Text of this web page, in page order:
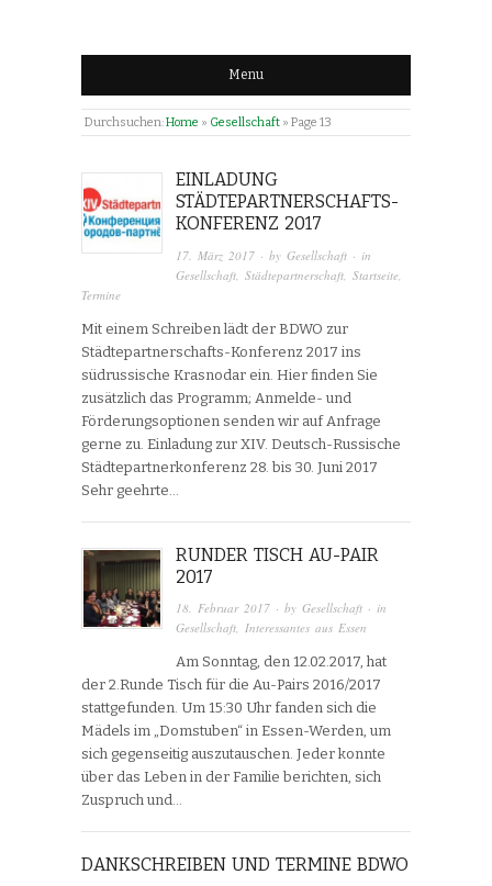
Menu
Durchsuchen:Home » Gesellschaft » Page 13
EINLADUNG
STÄDTEPARTNERSCHAFTS-
KONFERENZ 2017
17. März 2017 · byGesellschaft · in
Gesellschaft ,Städtepartnerschaft ,Startseite
Termine
Mit einem Schreiben lädt der BDWO zur
Städtepartnerschafts-Konferenz 2017 ins
südrussische Krasnodar ein. Hier finden Sie
zusätzlich das Programm; Anmelde- und
Förderungsoptionen senden wir auf Anfrage
gerne zu. Einladung zur XIV. Deutsch-Russische
Städtepartnerkonferenz 28. bis 30. Juni 2017
Sehr geehrte…
RUNDER TISCH AU-PAIR
2017
18. Februar 2017 · byGesellschaft · in
Gesellschaft,Interessantes aus Essen
Am Sonntag, den 12.02.2017, hat
der 2.Runde Tisch für die Au-Pairs 2016/2017
stattgefunden. Um 15:30 Uhr fanden sich die
Mädels im „Domstuben“ in Essen-Werden, um
sich gegenseitig auszutauschen. Jeder konnte
über das Leben in der Familie berichten, sich
Zuspruch und…
DANKSCHREIBEN UND TERMINE BDWO